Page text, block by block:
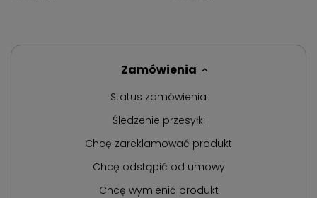
Zamówienia
Status zamówienia
Śledzenie przesyłki
Chcę zareklamować produkt
Chcę odstąpić od umowy
Chcę wymienić produkt